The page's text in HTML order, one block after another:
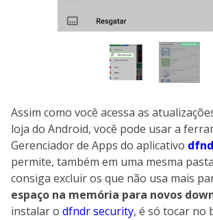
Assim como você acessa as
loja do Android, você pode usar a
Gerenciador de Apps do aplicativo
permite, também em uma mesma
consiga excluir os que não usa mais
espaço na memória para novos
instalar o dfndr security, é só tocar no